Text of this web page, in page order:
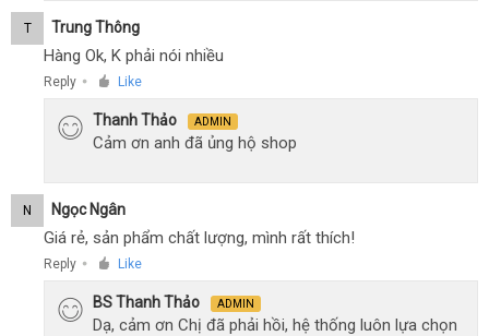
T Trung Thông
Hàng Ok, K phải nói nhiều
Reply ● Like
Thanh Thảo ADMIN
Cảm ơn anh đã ủng hộ shop
N Ngọc Ngân
Giá rẻ, sản phẩm chất lượng, mình rất thích!
Reply ● Like
BS Thanh Thảo ADMIN
Dạ, cảm ơn Chị đã phải hồi, hệ thống luôn lựa chọn